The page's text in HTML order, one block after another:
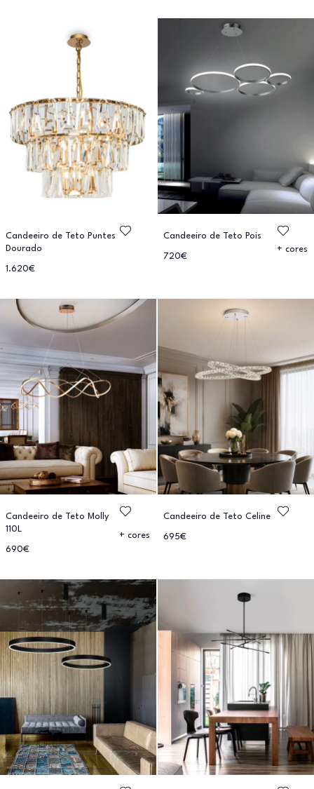
Candeeiro de Teto Puntes
Dourado
1.620€
Candeeiro de Teto Pois
720€
+ cores
Candeeiro de Teto Molly
110L
690€
+ cores
Candeeiro de Teto Celine
695€